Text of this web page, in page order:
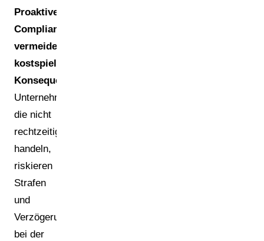
Proaktive
Compliance
vermeidet
kostspielige
Konsequenzen.
Unternehmen,
die nicht
rechtzeitig
handeln,
riskieren
Strafen
und
Verzögerungen
bei der